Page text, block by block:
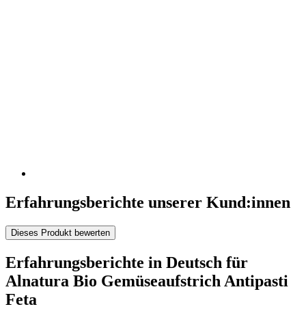
Erfahrungsberichte unserer Kund:innen
Dieses Produkt bewerten
Erfahrungsberichte in Deutsch für
Alnatura Bio Gemüseaufstrich Antipasti
Feta